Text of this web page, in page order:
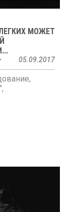
МОЖЕТ
05.09.2017